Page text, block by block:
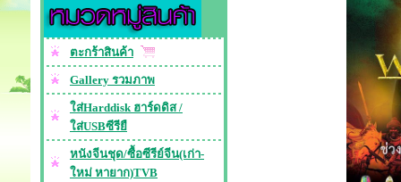
ตะกร้าสินค้า
Gallery รวมภาพ
ใส่Harddisk ฮาร์ดดิส /
ใส่USBซีรียื
หนังจีนชุด/ซื้อซีรีย์จีน(เก่า-
ใหม่ หายาก)TVB